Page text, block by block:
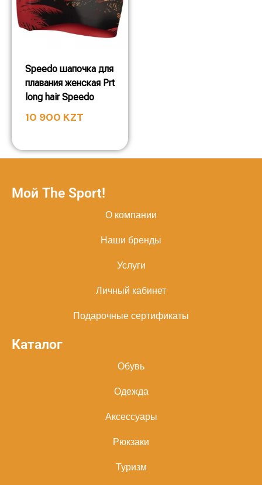
Speedo шапочка для
плавания женская Prt
long hair Speedo
10 900 KZT
Мой The Sport!
О компании
Наши бренды
Услуги
Личный кабинет
Подарочные сертификаты
Каталог
Обувь
Одежда
Аксессуары
Рюкзаки
Туризм